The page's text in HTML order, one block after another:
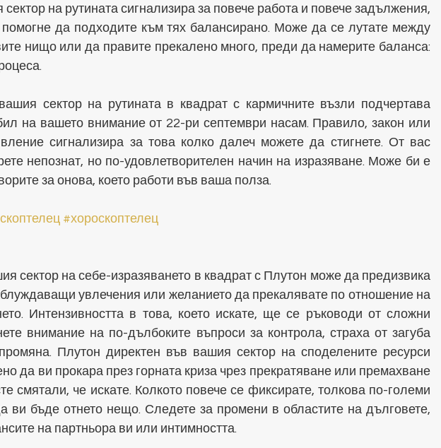
на рутината сигнализира за повече работа и повече задължения,
да подходите към тях балансирано. Може да се лутате между
нищо или да правите прекалено много, преди да намерите баланса:
сектор на рутината в квадрат с кармичните възли подчертава
на вашето внимание от 22-ри септември насам. Правило, закон или
сигнализира за това колко далеч можете да стигнете. От вас
непознат, но по-удовлетворителен начин на изразяване. Може би е
за онова, което работи във ваша полза.
#хороскоптелец
сектор на себе-изразяването в квадрат с Плутон може да предизвика
увлечения или желанието да прекалявате по отношение на
Интензивността в това, което искате, ще се ръководи от сложни
внимание на по-дълбоките въпроси за контрола, страха от загуба
Плутон директен във вашия сектор на споделените ресурси
да ви прокара през горната криза чрез прекратяване или премахване
смятали, че искате. Колкото повече се фиксирате, толкова по-големи
ви бъде отнето нещо. Следете за промени в областите на дълговете,
на партньора ви или интимността.